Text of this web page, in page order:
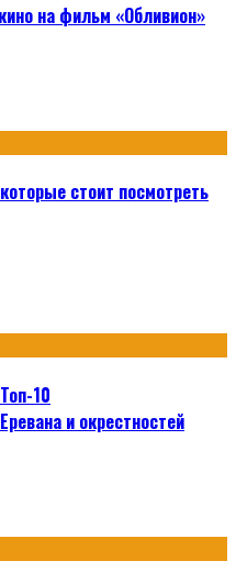
на фильм «Обливион»
стоит посмотреть
10
и окрестностей